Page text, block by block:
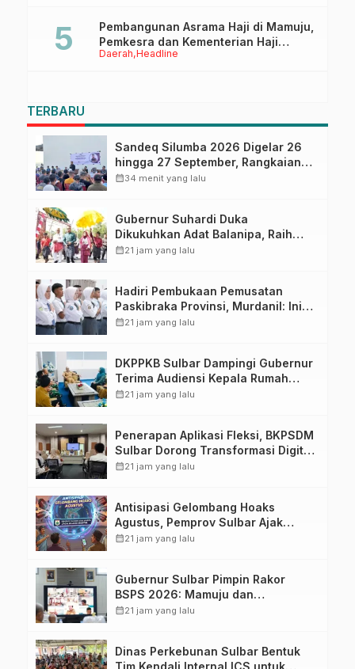
Daerah Headline
Pembangunan Asrama Haji di Mamuju,
Pemkesra dan Kementerian Haji
Sulbar Tinjau Lokasi
TERBARU
Sandeq Silumba 2026 Digelar 26
hingga 27 September, Rangkaian
HUT Sulbar
calendar_month34 menit yang lalu
Gubernur Suhardi Duka
Dikukuhkan Adat Balanipa, Raih
Gelar Sulo Tappidena
calendar_month21 jam yang lalu
Hadiri Pembukaan Pemusatan
Paskibraka Provinsi, Murdanil: Ini
Membentuk Karakter Hingga
calendar_month21 jam yang lalu
DKPPKB Sulbar Dampingi Gubernur
Terima Audiensi Kepala Rumah
Sakit TK. III Punggawa Malolo
calendar_month21 jam yang lalu
Penerapan Aplikasi Fleksi, BKPSDM
Sulbar Dorong Transformasi Digital
Sistem Kehadiran ASN
calendar_month21 jam yang lalu
Antisipasi Gelombang Hoaks
Agustus, Pemprov Sulbar Ajak
Warga Jaga Ruang Digital
calendar_month21 jam yang lalu
Gubernur Sulbar Pimpin Rakor
BSPS 2026: Mamuju dan
Pasangkayu Masih Nol Realisasi
calendar_month21 jam yang lalu
Dinas Perkebunan Sulbar Bentuk
Tim Kendali Internal ICS untuk